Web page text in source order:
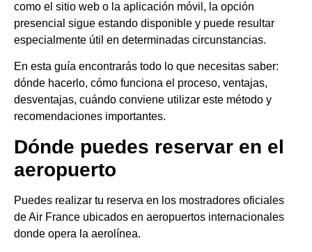
como el sitio web o la aplicación móvil, la opción
presencial sigue estando disponible y puede resultar
especialmente útil en determinadas circunstancias.
En esta guía encontrarás todo lo que necesitas saber:
dónde hacerlo, cómo funciona el proceso, ventajas,
desventajas, cuándo conviene utilizar este método y
recomendaciones importantes.
Dónde puedes reservar en el
aeropuerto
Puedes realizar tu reserva en los mostradores oficiales
de Air France ubicados en aeropuertos internacionales
donde opera la aerolínea.